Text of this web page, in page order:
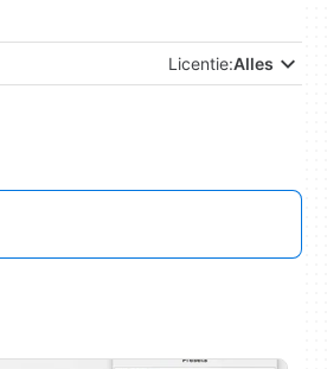
Licentie:Alles